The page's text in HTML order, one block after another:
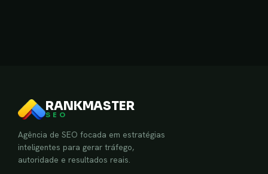
RANKMASTER
SEO
Agência de SEO focada em estratégias
inteligentes para gerar tráfego,
autoridade e resultados reais.